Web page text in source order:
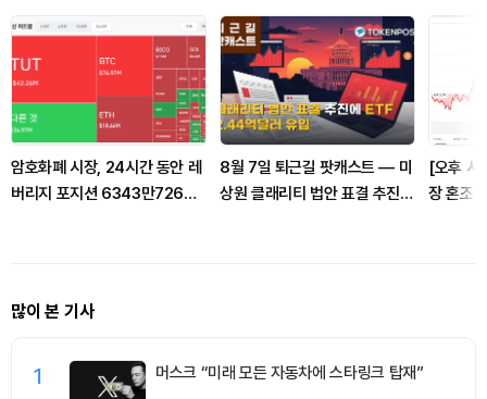
암호화폐 시장, 24시간 동안 레
버리지 포지션 6343만7260
8월 7일 퇴근길 팟캐스트 — 미
상원 클래리티 법안 표결 추진…
[오후 시
장 혼조
많이 본 기사
1 머스크 “미래 모든 자동차에 스타링크 탑재”